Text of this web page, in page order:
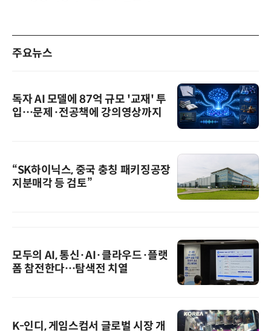
주요뉴스
독자 AI 모델에 87억 규모 '교재' 투
입…문제·전공책에 강의영상까지
“SK하이닉스, 중국 충칭 패키징공장
지분매각 등 검토”
모두의 AI, 통신·AI·클라우드·플랫
폼 참전한다…탐색전 치열
K-인디, 게임스컴서 글로벌 시장 개